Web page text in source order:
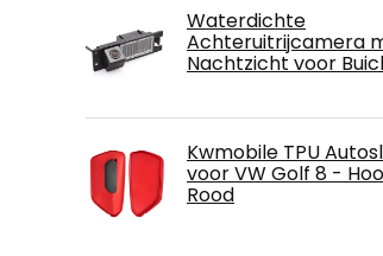
Waterdichte
Achteruitrijcamera
Nachtzicht voor
Kwmobile TPU
voor VW Golf 8 -
Rood